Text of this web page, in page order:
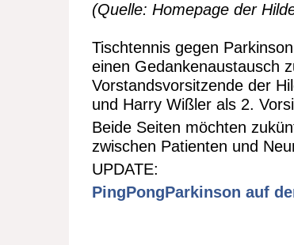
(Quelle: Homepage der
Tischtennis gegen
einen Gedankenaustausch
Vorstandsvorsitzende der
und Harry Wißler als 2.
Beide Seiten möchten
zwischen Patienten und
UPDATE:
PingPongParkinson auf